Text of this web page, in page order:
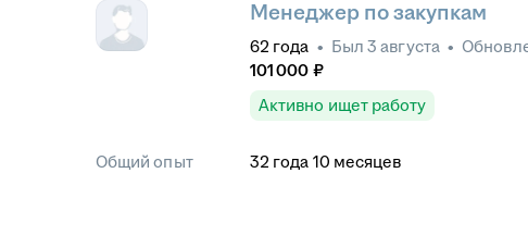
Менеджер по закупкам
62 года • Был 3 августа •
101 000 ₽
Активно ищет работу
Общий опыт 32 года 10 месяцев